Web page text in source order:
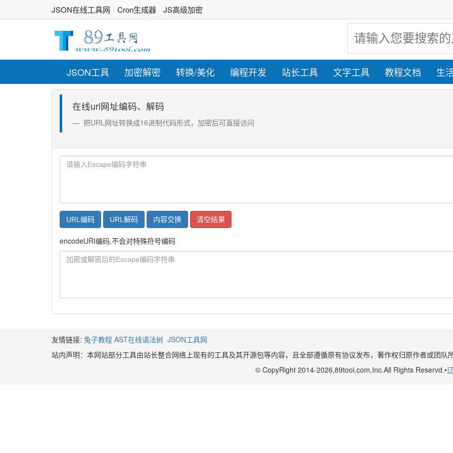
JSON在线工具网 Cron生成器 JS高级加密
JSON工具 加密解密 转换/美化 编程开发 站长工具 文字工具 教程文档 生
在线url网址编码、解码
把URL网址转换成16进制代码形式，加密后可直接访问
URL编码 URL解码 内容交换 清空结果
encodeURI编码,不会对特殊符号编码
友情链接: 兔子教程 AST在线语法树 JSON工具网
站内声明：本网站部分工具由站长整合网络上现有的工具及其开源包等内容，且全部遵循原有协议发布，著作权归原作者或团队所
© CopyRight 2014-2026,89tool.com,Inc.All Rights Reservd.•